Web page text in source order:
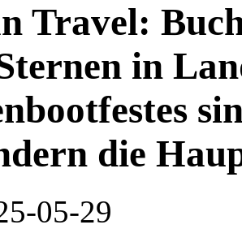
Travel:
in
die
05-29